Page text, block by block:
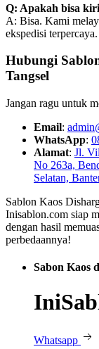
Q: Apakah bisa
A: Bisa. Kami
ekspedisi terpercaya.
Hubungi
Tangsel
Jangan ragu untuk
Email:
WhatsApp:
Alamat: Jl.
No 263a,
Selatan,
Sablon Kaos
Inisablon.com siap
dengan hasil
perbedaannya!
Sabon Kaos
Whatsapp